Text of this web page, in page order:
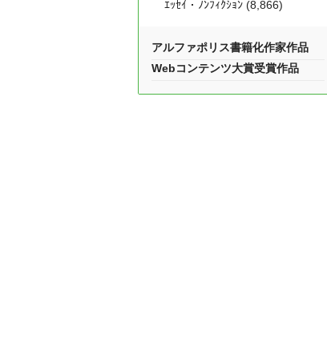
ｴｯｾｲ・ﾉﾝﾌｨｸｼｮﾝ (8,866)
アルファポリス書籍化作家作品
Webコンテンツ大賞受賞作品